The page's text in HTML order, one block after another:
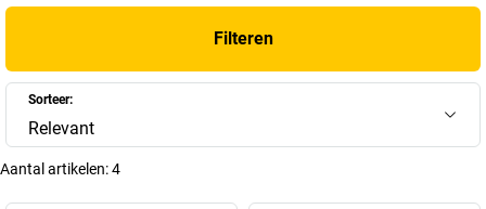
Filteren
Sorteer:
Relevant
Aantal artikelen:4